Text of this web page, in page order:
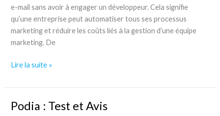
ligne
e-mail sans avoir à engager un développeur. Cela signifie
qu’une entreprise peut automatiser tous ses processus
marketing et réduire les coûts liés à la gestion d’une équipe
marketing. De
Systeme.io
2023
Le
Lire la suite »
Podia : Test et Avis